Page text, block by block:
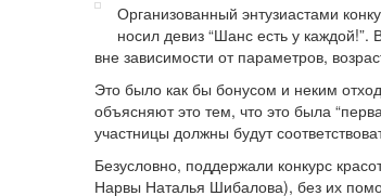
Организованный энтузиастами
носил девиз “Шанс есть у каждой!”.
вне зависимости от параметров,
Это было как бы бонусом и неким
объясняют это тем, что это была
участницы должны будут
Безусловно, поддержали конкурс
Нарвы Наталья Шибалова), без их